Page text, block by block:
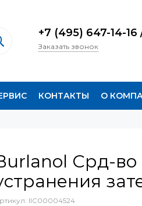
+7 (495) 647-14-16
Заказать звонок
КОНТАКТЫ О
Срд-во
IIC00004524